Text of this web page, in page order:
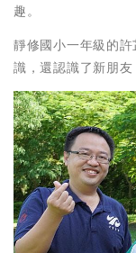
趣。
靜修國小一年級的
識，還認識了新朋友